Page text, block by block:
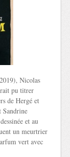
Nicolas
pu titrer
de Hergé et
Sandrine
et au
un meurtrier
vert avec